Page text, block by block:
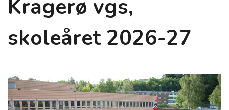
Kragerø vgs,
skoleåret 2026-27